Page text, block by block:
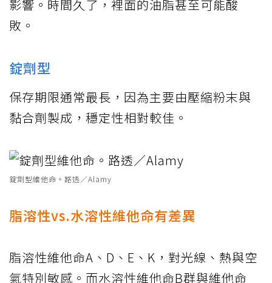
影響。時間久了，裡面的油脂甚至可能酸
敗。
錠劑型
保存期限通常最長，因為主要由壓縮粉末與
黏合劑製成，穩定性相對較佳。
錠劑型維他命。路透／Alamy
脂溶性vs.水溶性維他命有差異
脂溶性維他命A、D、E、K，對光線、熱與空
氣特別敏感。而水溶性維他命B群與維他命